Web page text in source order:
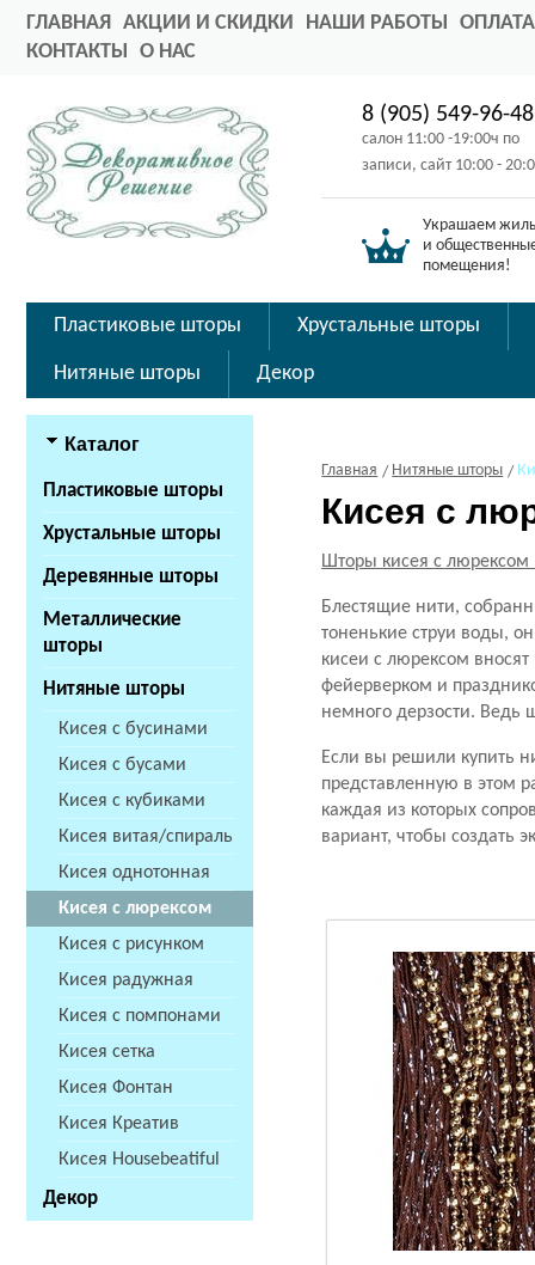
ГЛАВНАЯ АКЦИИ И СКИДКИ НАШИ РАБОТЫ ОПЛАТА
КОНТАКТЫ О НАС
8 (905) 549-96-48
салон 11:00 -19:00ч по
записи, сайт 10:00 -
Украшаем
и
помещения!
Пластиковые шторы Хрустальные шторы
Нитяные шторы Декор
Каталог
Пластиковые шторы
Хрустальные шторы
Деревянные шторы
Металлические
шторы
Нитяные шторы
Кисея с бусинами
Кисея с бусами
Кисея с кубиками
Кисея витая/спираль
Кисея однотонная
Кисея с люрексом
Кисея с рисунком
Кисея радужная
Кисея с помпонами
Кисея сетка
Кисея Фонтан
Кисея Креатив
Кисея Housebeatiful
Декор
Главная Нитяные шторы
Кисея с
Шторы кисея с люрексом
Блестящие нити,
тоненькие струи воды,
кисеи с люрексом
фейерверком и
немного дерзости. Ведь
Если вы решили купить
представленную в этом
каждая из которых
вариант, чтобы создать